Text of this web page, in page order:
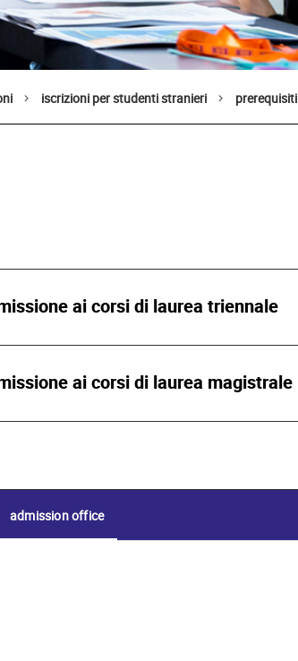
iscrizioni per studenti stranieri prerequisiti
ai corsi di laurea triennale
ai corsi di laurea magistrale
admission office